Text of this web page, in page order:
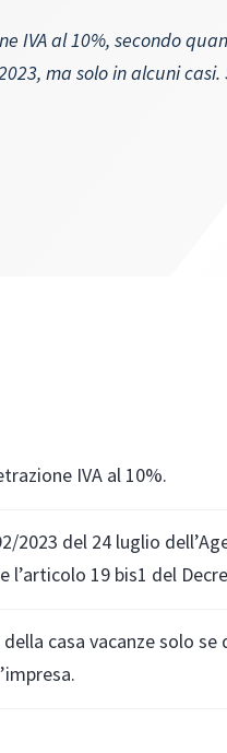
IVA al 10%, secondo
ma solo in alcuni casi.
IVA al 10%.
del 24 luglio
19 bis1 del
casa vacanze solo